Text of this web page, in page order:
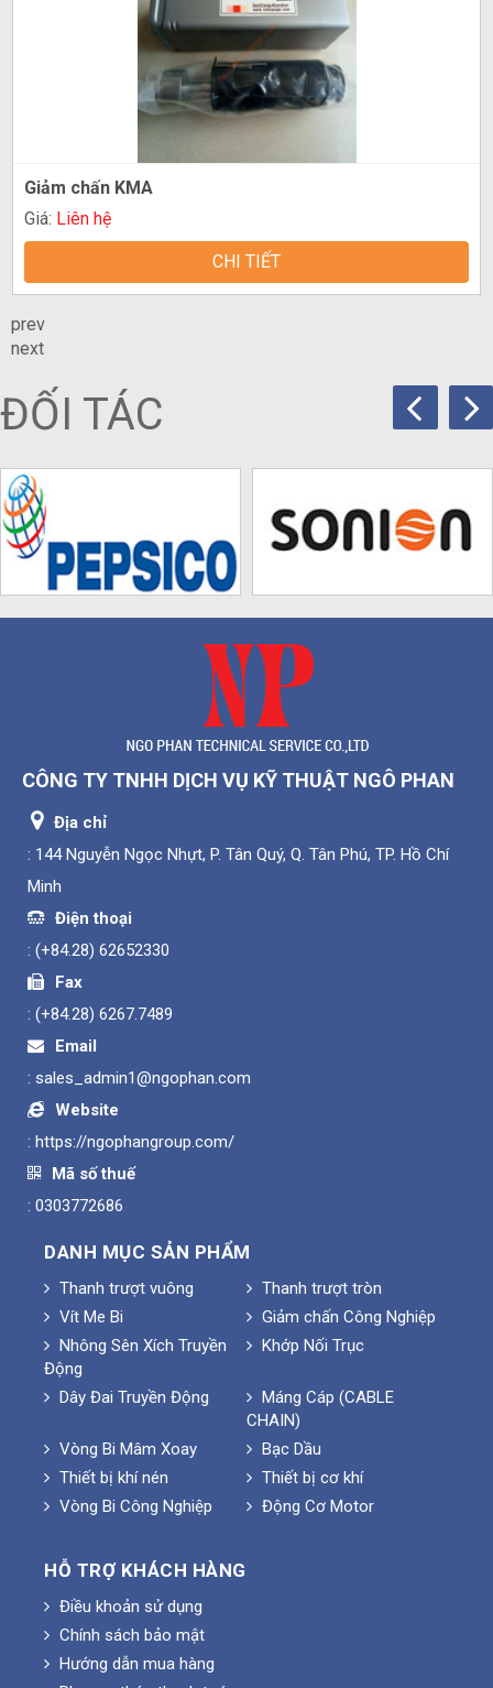
Giảm chấn KMA
Giá: Liên hệ
CHI TIẾT
prev
next
ĐỐI TÁC
CÔNG TY TNHH DỊCH VỤ KỸ THUẬT NGÔ PHAN
Địa chỉ
: 144 Nguyễn Ngọc Nhựt, P. Tân Quý, Q. Tân Phú, TP. Hồ Chí
Minh
Điện thoại
: (+84.28) 62652330
Fax
: (+84.28) 6267.7489
Email
: sales_admin1@ngophan.com
Website
: https://ngophangroup.com/
Mã số thuế
: 0303772686
DANH MỤC SẢN PHẨM
Thanh trượt vuông
Thanh trượt tròn
Vít Me Bi
Giảm chấn Công Nghiệp
Nhông Sên Xích Truyền
Động
Khớp Nối Trục
Dây Đai Truyền Động
Máng Cáp (CABLE
CHAIN)
Vòng Bi Mâm Xoay
Bạc Dầu
Thiết bị khí nén
Thiết bị cơ khí
Vòng Bi Công Nghiệp
Động Cơ Motor
HỖ TRỢ KHÁCH HÀNG
Điều khoản sử dụng
Chính sách bảo mật
Hướng dẫn mua hàng